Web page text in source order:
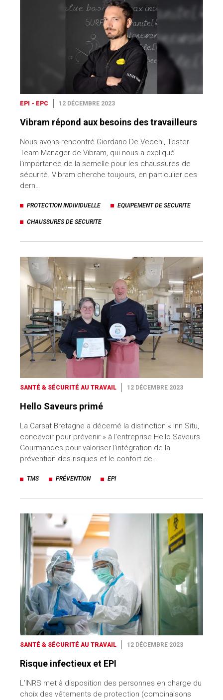
EPI - EPC 12 DÉCEMBRE 2023
Vibram répond aux besoins des travailleurs
Nous avons rencontré Giordano De Vecchi, Tester
Team Manager de Vibram, qui nous a expliqué
l'importance de la semelle pour les chaussures de
sécurité. Vibram cherche toujours, en particulier ces
dern…
PROTECTION INDIVIDUELLE EQUIPEMENT DE SECURITE
CHAUSSURES DE SECURITE
SANTÉ & SÉCURITÉ AU TRAVAIL 12 DÉCEMBRE 2023
Hello Saveurs primé
La Carsat Bretagne a décerné la distinction « Inn Situ,
concevoir pour prévenir » à l’entreprise Hello Saveurs
Gourmandes pour valoriser l'intégration de la
prévention des risques et le confort de…
TMS PRÉVENTION EPI
SANTÉ & SÉCURITÉ AU TRAVAIL 12 DÉCEMBRE 2023
Risque infectieux et EPI
L’INRS met à disposition des personnes en charge du
choix des vêtements de protection (combinaisons